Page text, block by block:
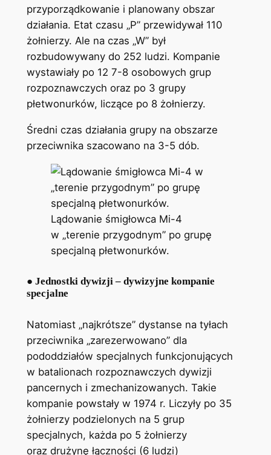
przyporządkowanie i planowany obszar
działania. Etat czasu „P” przewidywał 110
żołnierzy. Ale na czas „W” był
rozbudowywany do 252 ludzi. Kompanie
wystawiały po 12 7-8 osobowych grup
rozpoznawczych oraz po 3 grupy
płetwonurków, liczące po 8 żołnierzy.
Średni czas działania grupy na obszarze
przeciwnika szacowano na 3-5 dób.
Lądowanie śmigłowca Mi-4
w „terenie przygodnym” po grupę
specjalną płetwonurków.
● Jednostki dywizji – dywizyjne kompanie
specjalne
Natomiast „najkrótsze” dystanse na tyłach
przeciwnika „zarezerwowano” dla
pododdziałów specjalnych funkcjonujących
w batalionach rozpoznawczych dywizji
pancernych i zmechanizowanych. Takie
kompanie powstały w 1974 r. Liczyły po 35
żołnierzy podzielonych na 5 grup
specjalnych, każda po 5 żołnierzy
oraz drużynę łączności (6 ludzi)